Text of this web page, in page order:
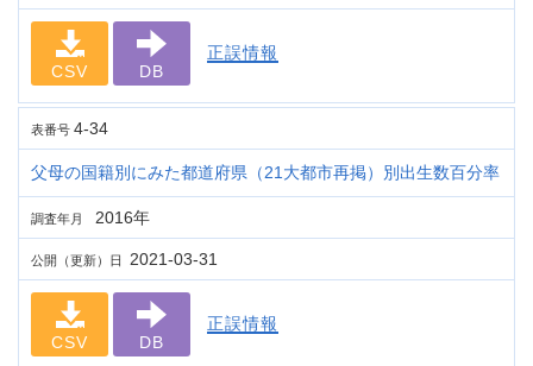
CSV DB
正誤情報
表番号 4-34
父母の国籍別にみた都道府県（21大都市再掲）別出生数百分率
調査年月 2016年
公開（更新）日 2021-03-31
CSV DB
正誤情報